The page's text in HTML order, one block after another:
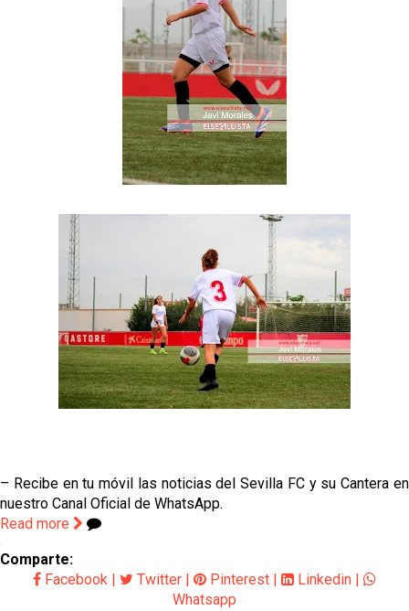
– Recibe en tu móvil las noticias del Sevilla FC y su Cantera en
nuestro Canal Oficial de WhatsApp.
Read more
Comparte:
Facebook
Twitter Pinterest Linkedin
Whatsapp